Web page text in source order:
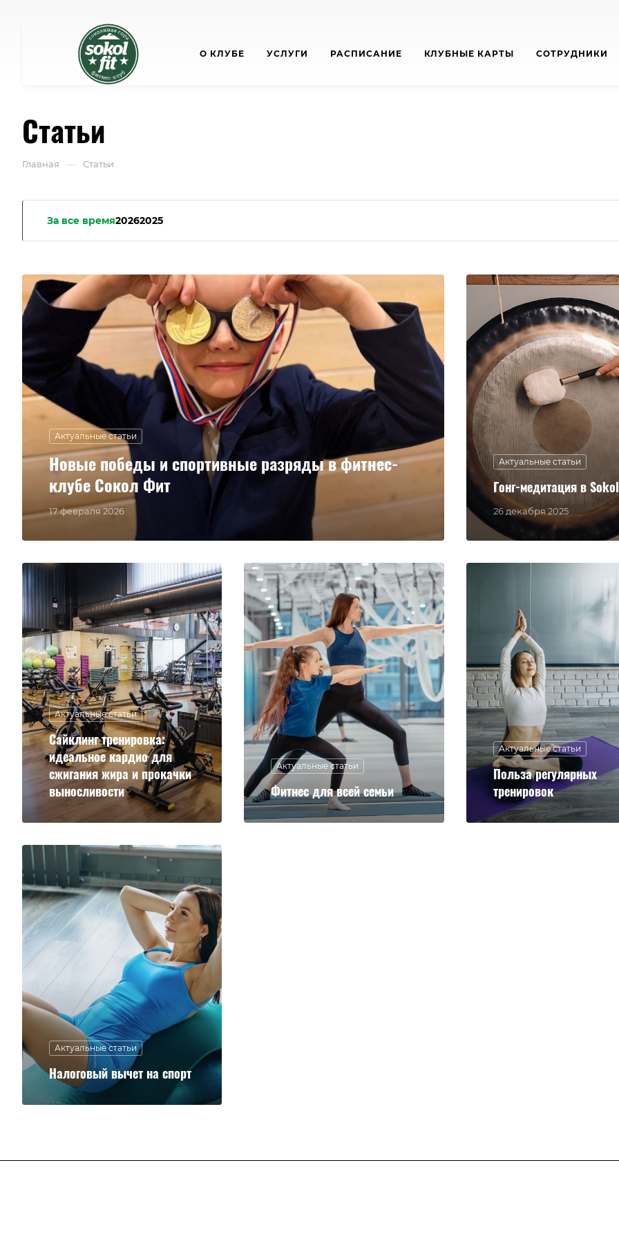
О КЛУБЕ УСЛУГИ РАСПИСАНИЕ КЛУБНЫЕ КАРТЫ СОТРУДНИКИ
Статьи
Главная — Статьи
За все время20262025
Актуальные статьи
17 февраля 2026
Новые победы и спортивные разряды в фитнес-
клубе Сокол Фит
Актуальные статьи
26 декабря 2025
Гонг-медитация в
Актуальные статьи
Сайклинг тренировка:
идеальное кардио для
сжигания жира и прокачки
выносливости
Актуальные статьи
Фитнес для всей семьи
Актуальные статьи
Польза регулярных
тренировок
Актуальные статьи
Налоговый вычет на спорт